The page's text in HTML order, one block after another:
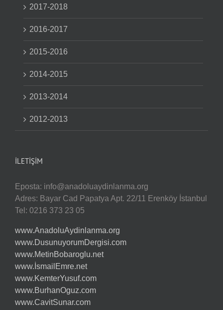
2017-2018
2016-2017
2015-2016
2014-2015
2013-2014
2012-2013
İLETIŞIM
Eposta: info@anadoluaydinlanma.org
Adres: Bayar Cad Papatya Apt. 22/11 Erenköy İstanbul
Tel: 0216 373 23 05
www.AnadoluAydinlanma.org
www.DusunuyorumDergisi.com
www.MetinBobaroglu.net
www.İsmailEmre.net
www.KemterYusuf.com
www.BurhanOguz.com
www.CavitSunar.com